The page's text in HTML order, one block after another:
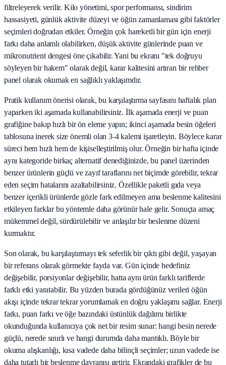
filtreleyerek verilir. Kilo yönetimi, spor performansı, sindirim
hassasiyeti, günlük aktivite düzeyi ve öğün zamanlaması gibi faktörler
seçimleri doğrudan etkiler. Örneğin çok hareketli bir gün için enerji
farkı daha anlamlı olabilirken, düşük aktivite günlerinde puan ve
mikronutrient dengesi öne çıkabilir. Yani bu ekranı "tek doğruyu
söyleyen bir hakem" olarak değil, karar kalitesini artıran bir rehber
panel olarak okumak en sağlıklı yaklaşımdır.
Pratik kullanım önerisi olarak, bu karşılaştırma sayfasını haftalık plan
yaparken iki aşamada kullanabilirsiniz. İlk aşamada enerji ve puan
grafiğine bakıp hızlı bir ön eleme yapın; ikinci aşamada besin öğeleri
tablosuna inerek size önemli olan 3-4 kalemi işaretleyin. Böylece karar
süreci hem hızlı hem de kişiselleştirilmiş olur. Örneğin bir hafta içinde
aynı kategoride birkaç alternatif denediğinizde, bu panel üzerinden
benzer ürünlerin güçlü ve zayıf taraflarını net biçimde görebilir, tekrar
eden seçim hatalarını azaltabilirsiniz. Özellikle paketli gıda veya
benzer içerikli ürünlerde gözle fark edilmeyen ama beslenme kalitesini
etkileyen farklar bu yöntemle daha görünür hale gelir. Sonuçta amaç
mükemmel değil, sürdürülebilir ve anlaşılır bir beslenme düzeni
kurmaktır.
Son olarak, bu karşılaştırmayı tek seferlik bir çıktı gibi değil, yaşayan
bir referans olarak görmekte fayda var. Gün içinde hedefiniz
değişebilir, porsiyonlar değişebilir, hatta aynı ürün farklı tariflerde
farklı etki yaratabilir. Bu yüzden burada gördüğünüz verileri öğün
akışı içinde tekrar tekrar yorumlamak en doğru yaklaşımı sağlar. Enerji
farkı, puan farkı ve öğe bazındaki üstünlük dağılımı birlikte
okunduğunda kullanıcıya çok net bir resim sunar: hangi besin nerede
güçlü, nerede sınırlı ve hangi durumda daha mantıklı. Böyle bir
okuma alışkanlığı, kısa vadede daha bilinçli seçimler; uzun vadede ise
daha tutarlı bir beslenme davranışı getirir. Ekrandaki grafikler de bu